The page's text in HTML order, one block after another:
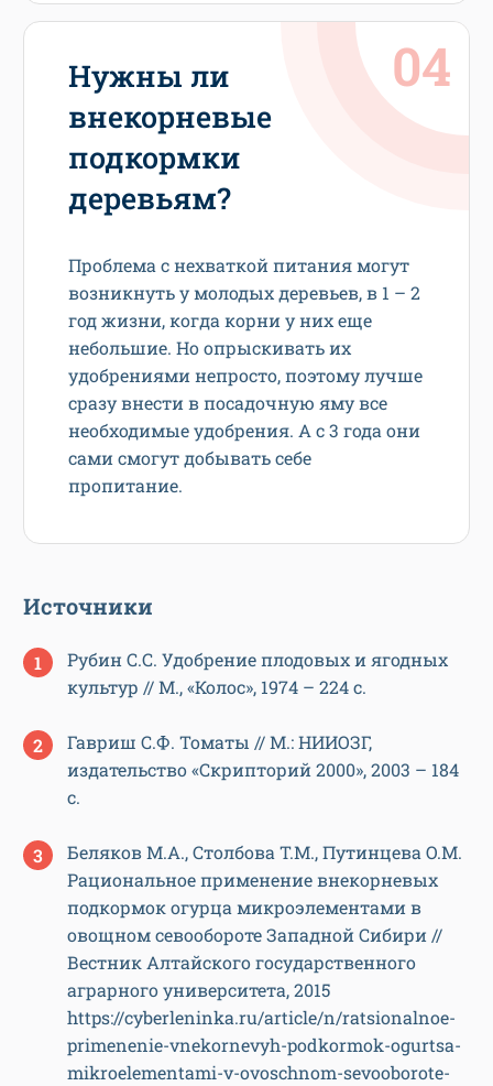
Нужны ли
внекорневые
подкормки
деревьям?
Проблема с нехваткой питания могут
возникнуть у молодых деревьев, в 1 – 2
год жизни, когда корни у них еще
небольшие. Но опрыскивать их
удобрениями непросто, поэтому лучше
сразу внести в посадочную яму все
необходимые удобрения. А с 3 года они
сами смогут добывать себе
пропитание.
Источники
Рубин С.С. Удобрение плодовых и ягодных
культур // М., «Колос», 1974 – 224 с.
Гавриш С.Ф. Томаты // М.: НИИОЗГ,
издательство «Скрипторий 2000», 2003 – 184
с.
Беляков М.А., Столбова Т.М., Путинцева О.М.
Рациональное применение внекорневых
подкормок огурца микроэлементами в
овощном севообороте Западной Сибири //
Вестник Алтайского государственного
аграрного университета, 2015
https://cyberleninka.ru/article/n/ratsionalnoe-
primenenie-vnekornevyh-podkormok-ogurtsa-
mikroelementami-v-ovoschnom-sevooborote-